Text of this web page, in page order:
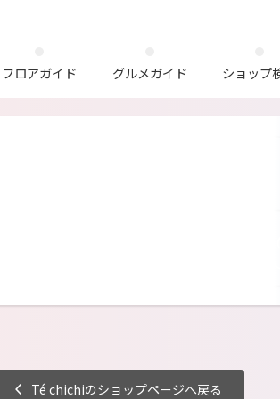
フロアガイド グルメガイド ショップ
Té chichiのショップページへ戻る